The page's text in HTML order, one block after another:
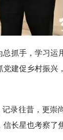
抓手，学习运
建促乡村振兴
录往昔，更崇
长星也考察了